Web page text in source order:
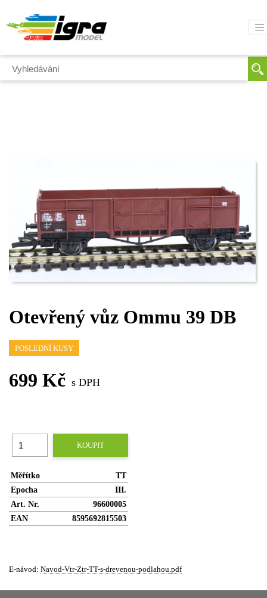
Otevřený vůz Ommu 39 DB
POSLEDNÍ KUSY
699 Kč s DPH
KOUPIT
Měřítko
TT
Epocha
III.
Art. Nr.
96600005
EAN
8595692815503
E-návod: Navod-Vtr-Ztr-TT-s-drevenou-podlahou.pdf